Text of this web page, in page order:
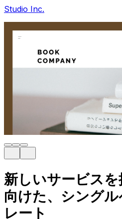
Studio Inc.
新しいサービス
向けた、シング
レート